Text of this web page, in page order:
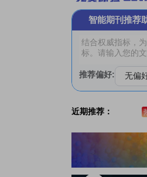
智能期刊推荐
推荐偏好:
近期推荐：